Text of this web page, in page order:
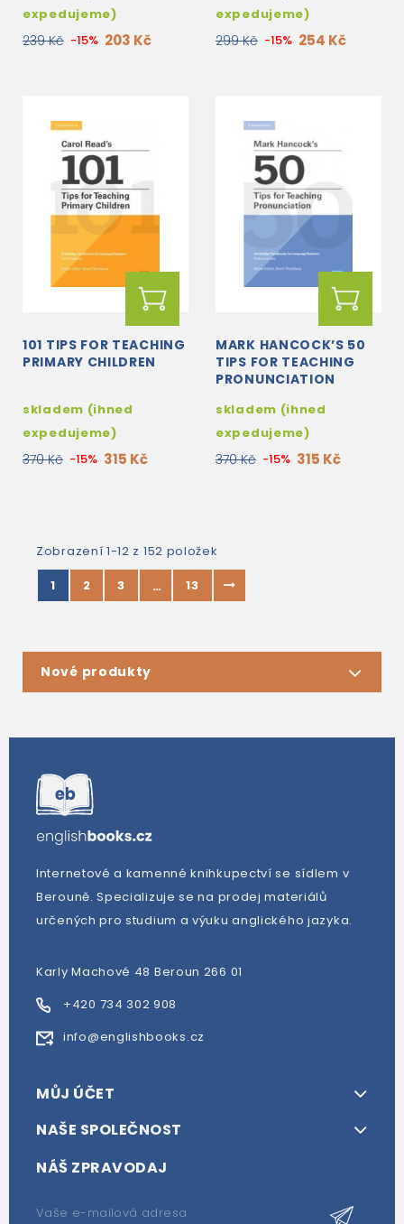
expedujeme)
239 Kč -15% 203 Kč
expedujeme)
299 Kč -15% 254 Kč
101 TIPS FOR TEACHING
PRIMARY CHILDREN
skladem (ihned
expedujeme)
370 Kč -15% 315 Kč
MARK HANCOCK’S 50
TIPS FOR TEACHING
PRONUNCIATION
skladem (ihned
expedujeme)
370 Kč -15% 315 Kč
Zobrazení 1-12 z 152 položek
1
2 3 … 13
Nové produkty
Internetové a kamenné knihkupectví se sídlem v
Berouně. Specializuje se na prodej materiálů
určených pro studium a výuku anglického jazyka.
Karly Machové 48 Beroun 266 01
+420 734 302 908
info@englishbooks.cz
MŮJ ÚČET
NAŠE SPOLEČNOST
NÁŠ ZPRAVODAJ